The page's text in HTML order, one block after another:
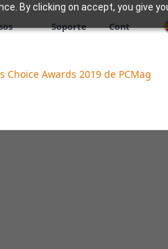
By clicking on accept, you give
Soporte Cont
Choice Awards 2019 de PCMag